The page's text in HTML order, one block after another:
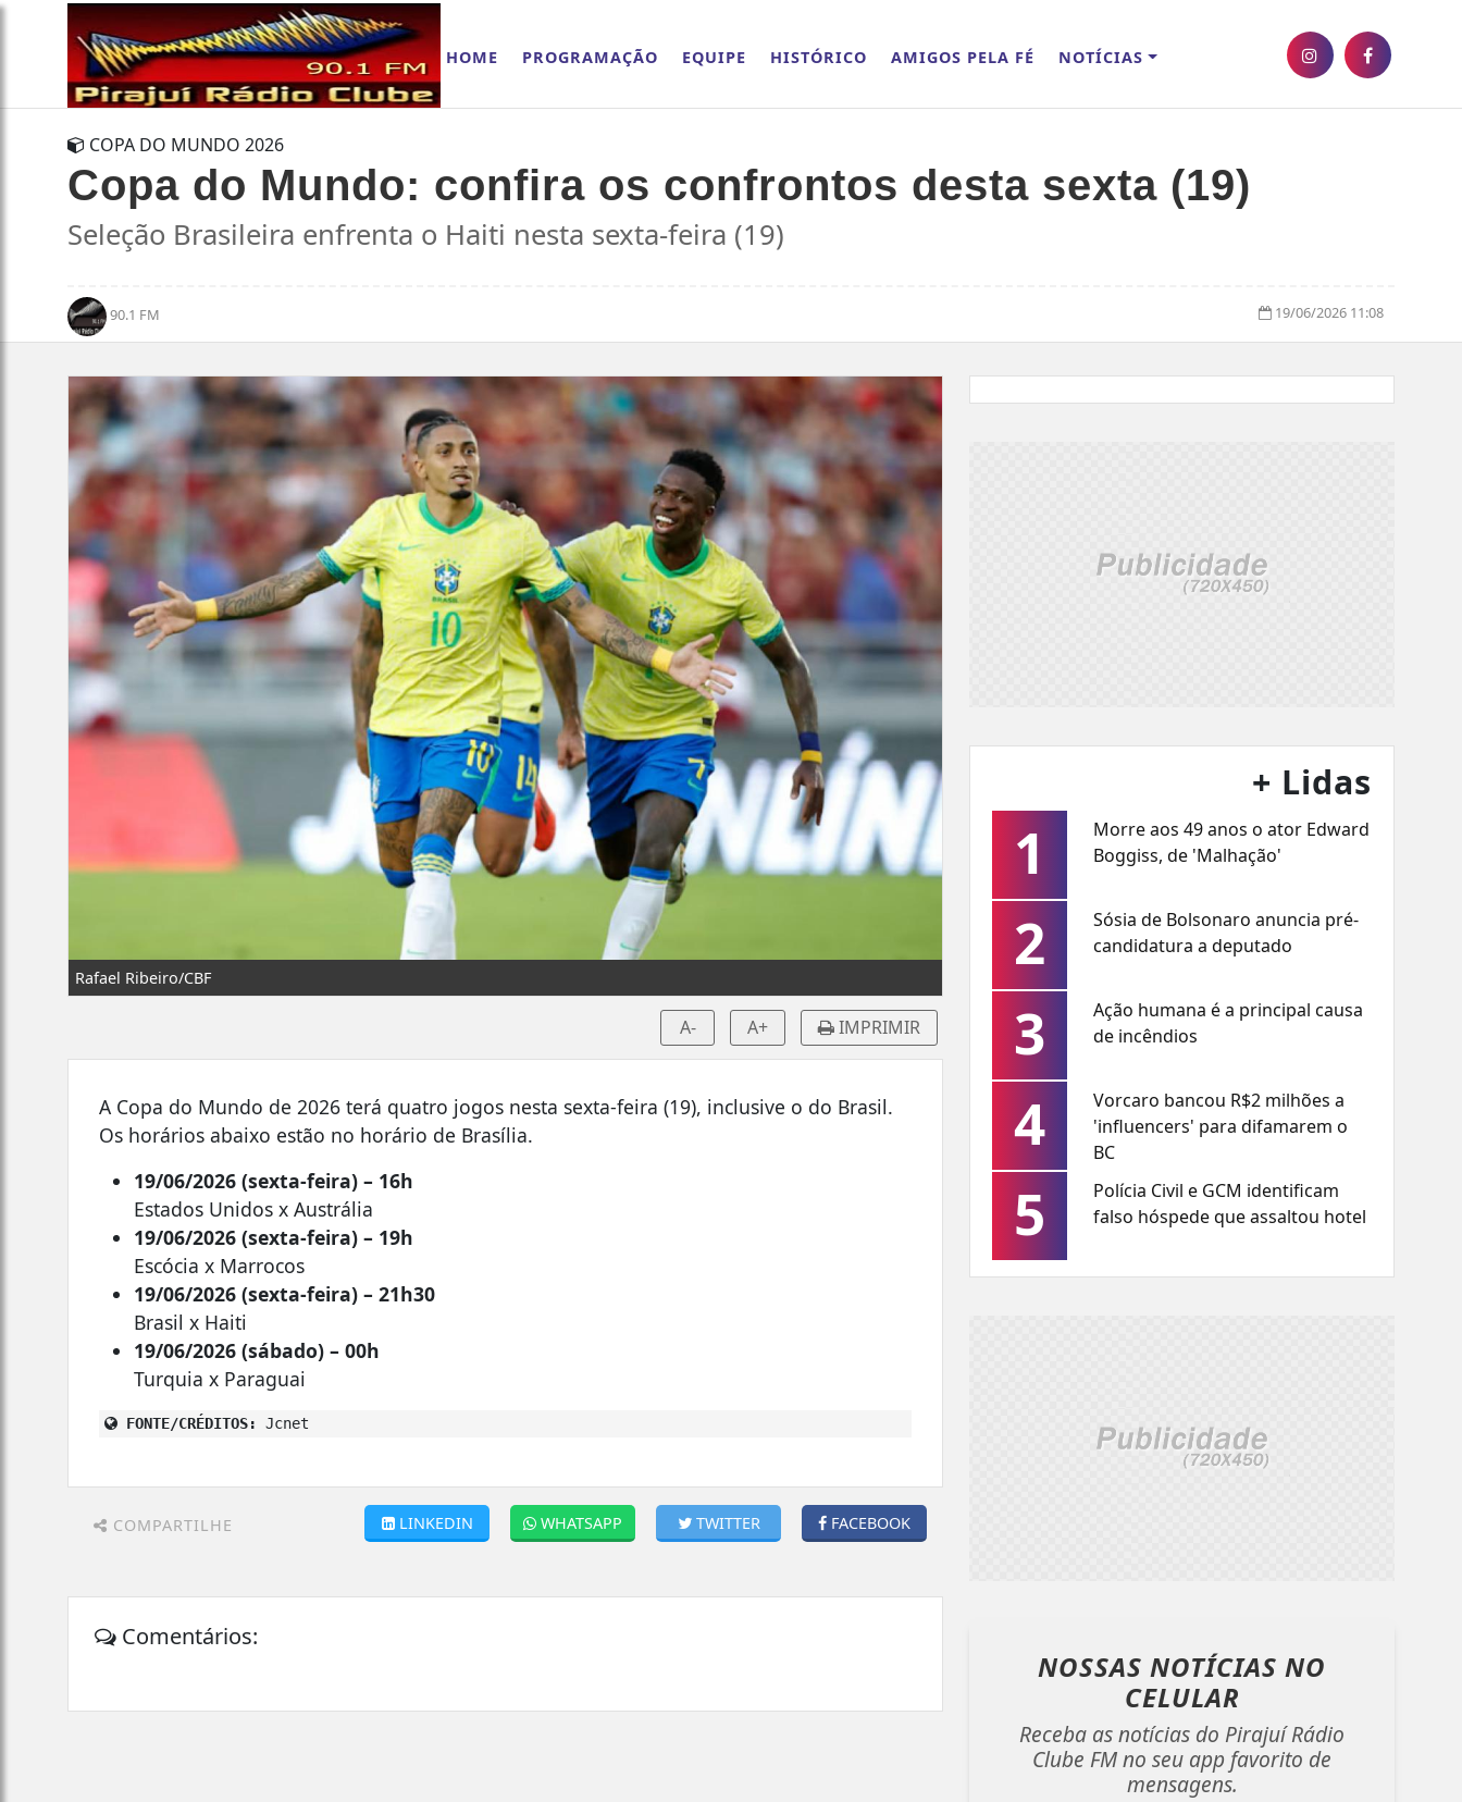
HOME PROGRAMAÇÃO EQUIPE HISTÓRICO AMIGOS PELA FÉ NOTÍCIAS
COPA DO MUNDO 2026
Copa do Mundo: confira os confrontos desta sexta (19)
Seleção Brasileira enfrenta o Haiti nesta sexta-feira (19)
90.1 FM 19/06/2026 11:08
Rafael Ribeiro/CBF
A- A+ IMPRIMIR
A Copa do Mundo de 2026 terá quatro jogos nesta sexta-feira (19), inclusive o do Brasil.
Os horários abaixo estão no horário de Brasília.
19/06/2026 (sexta-feira) – 16h
Estados Unidos x Austrália
19/06/2026 (sexta-feira) – 19h
Escócia x Marrocos
19/06/2026 (sexta-feira) – 21h30
Brasil x Haiti
19/06/2026 (sábado) – 00h
Turquia x Paraguai
FONTE/CRÉDITOS: Jcnet
COMPARTILHE FACEBOOK
TWITTER
WHATSAPP
LINKEDIN
Comentários:
+ Lidas
1
Morre aos 49 anos o ator Edward
Boggiss, de 'Malhação'
2
Sósia de Bolsonaro anuncia pré-
candidatura a deputado
3
Ação humana é a principal causa
de incêndios
4
Vorcaro bancou R$2 milhões a
'influencers' para difamarem o
BC
5
Polícia Civil e GCM identificam
falso hóspede que assaltou hotel
NOSSAS NOTÍCIASNO
CELULAR
Receba as notícias do Pirajuí Rádio
Clube FM no seu app favorito de
mensagens.